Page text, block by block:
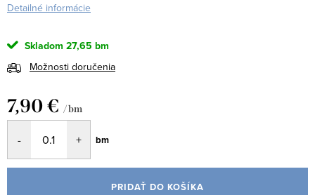
Detailné informácie
Skladom 27,65 bm
Možnosti doručenia
7,90 € / bm
cena:
bm
PRIDAŤ DO KOŠÍKA